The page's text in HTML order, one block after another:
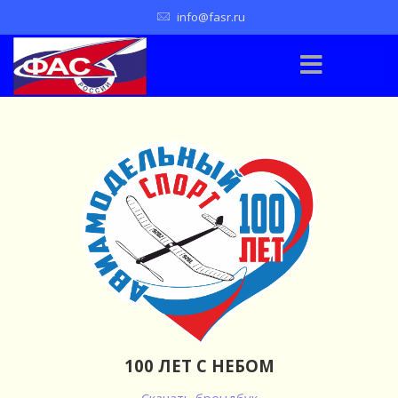
info@fasr.ru
100 ЛЕТ С НЕБОМ